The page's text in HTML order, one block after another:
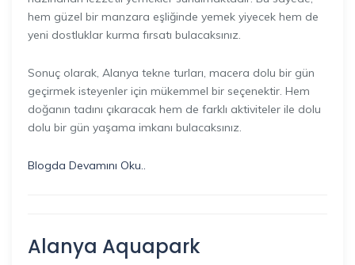
hem güzel bir manzara eşliğinde yemek yiyecek hem de
yeni dostluklar kurma fırsatı bulacaksınız.
Sonuç olarak, Alanya tekne turları, macera dolu bir gün
geçirmek isteyenler için mükemmel bir seçenektir. Hem
doğanın tadını çıkaracak hem de farklı aktiviteler ile dolu
dolu bir gün yaşama imkanı bulacaksınız.
Blogda Devamını Oku..
Alanya Aquapark